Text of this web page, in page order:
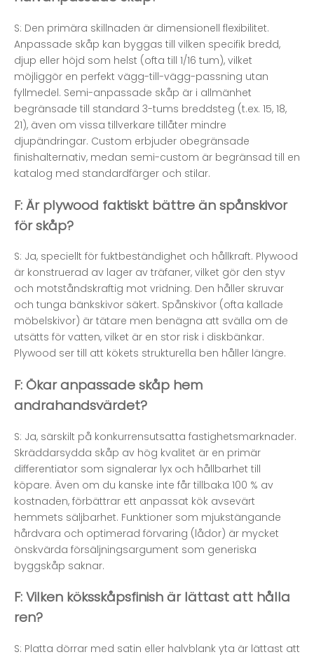
S: Den primära skillnaden är dimensionell flexibilitet.
Anpassade skåp kan byggas till vilken specifik bredd,
djup eller höjd som helst (ofta till 1/16 tum), vilket
möjliggör en perfekt vägg-till-vägg-passning utan
fyllmedel. Semi-anpassade skåp är i allmänhet
begränsade till standard 3-tums breddsteg (t.ex. 15, 18,
21), även om vissa tillverkare tillåter mindre
djupändringar. Custom erbjuder obegränsade
finishalternativ, medan semi-custom är begränsad till en
katalog med standardfärger och stilar.
F: Är plywood faktiskt bättre än spånskivor
för skåp?
S: Ja, speciellt för fuktbeständighet och hållkraft. Plywood
är konstruerad av lager av träfaner, vilket gör den styv
och motståndskraftig mot vridning. Den håller skruvar
och tunga bänkskivor säkert. Spånskivor (ofta kallade
möbelskivor) är tätare men benägna att svälla om de
utsätts för vatten, vilket är en stor risk i diskbänkar.
Plywood ser till att kökets strukturella ben håller längre.
F: Ökar anpassade skåp hem
andrahandsvärdet?
S: Ja, särskilt på konkurrensutsatta fastighetsmarknader.
Skräddarsydda skåp av hög kvalitet är en primär
differentiator som signalerar lyx och hållbarhet till
köpare. Även om du kanske inte får tillbaka 100 % av
kostnaden, förbättrar ett anpassat kök avsevärt
hemmets säljbarhet. Funktioner som mjukstängande
hårdvara och optimerad förvaring (lådor) är mycket
önskvärda försäljningsargument som generiska
byggskåp saknar.
F: Vilken köksskåpsfinish är lättast att hålla
ren?
S: Platta dörrar med satin eller halvblank yta är lättast att